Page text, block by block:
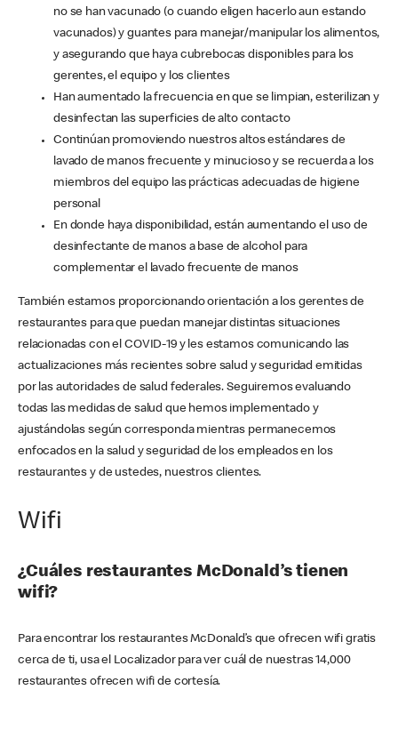
no se han vacunado (o cuando eligen hacerlo aun estando
vacunados) y guantes para manejar/manipular los alimentos,
y asegurando que haya cubrebocas disponibles para los
gerentes, el equipo y los clientes
Han aumentado la frecuencia en que se limpian, esterilizan y
desinfectan las superficies de alto contacto
Continúan promoviendo nuestros altos estándares de
lavado de manos frecuente y minucioso y se recuerda a los
miembros del equipo las prácticas adecuadas de higiene
personal
En donde haya disponibilidad, están aumentando el uso de
desinfectante de manos a base de alcohol para
complementar el lavado frecuente de manos
También estamos proporcionando orientación a los gerentes de
restaurantes para que puedan manejar distintas situaciones
relacionadas con el COVID-19 y les estamos comunicando las
actualizaciones más recientes sobre salud y seguridad emitidas
por las autoridades de salud federales. Seguiremos evaluando
todas las medidas de salud que hemos implementado y
ajustándolas según corresponda mientras permanecemos
enfocados en la salud y seguridad de los empleados en los
restaurantes y de ustedes, nuestros clientes.
Wifi
¿Cuáles restaurantes McDonald’s tienen
wifi?
Para encontrar los restaurantes McDonald’s que ofrecen wifi gratis
cerca de ti, usa el Localizador para ver cuál de nuestras 14,000
restaurantes ofrecen wifi de cortesía.